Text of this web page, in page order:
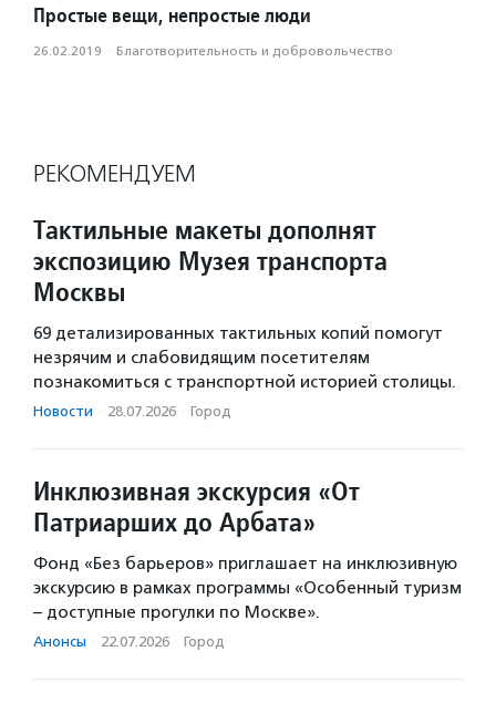
Простые вещи, непростые люди
26.02.2019 · Благотвори­тель­ность и доброволь­чест­во
РЕКОМЕНДУЕМ
Тактильные макеты дополнят
экспозицию Музея транспорта
Москвы
69 детализированных тактильных копий помогут
незрячим и слабовидящим посетителям
познакомиться с транспортной историей столицы.
Новости · 28.07.2026 · Город
Инклюзивная экскурсия «От
Патриарших до Арбата»
Фонд «Без барьеров» приглашает на инклюзивную
экскурсию в рамках программы «Особенный туризм
– доступные прогулки по Москве».
Анонсы · 22.07.2026 · Город